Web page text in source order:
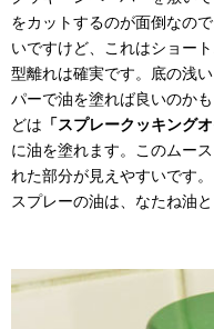
をカットするのが面倒なの
いですけど、これはショー
型離れは確実です。底の浅
パーで油を塗れば良いのか
どは 「スプレークッキングオ
に油を塗れます。このムー
れた部分が見えやすいです
スプレーの油は、なたね油